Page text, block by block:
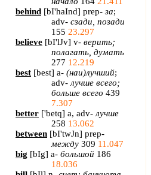
behind [bI'haInd] prep- за;
adv- сзади позади
155 23.297
believe [bI'lJv] v- верить;
полагать, думать
277 12.219
best [best] a- (наи)лучший;
adv- лучше всего;
больше всего 439
7.307
better ['betq] a, adv- лучше
258 13.062
between [bI'twJn] prep-
между 309 11.047
big [bIg] a- большой 186
18.036